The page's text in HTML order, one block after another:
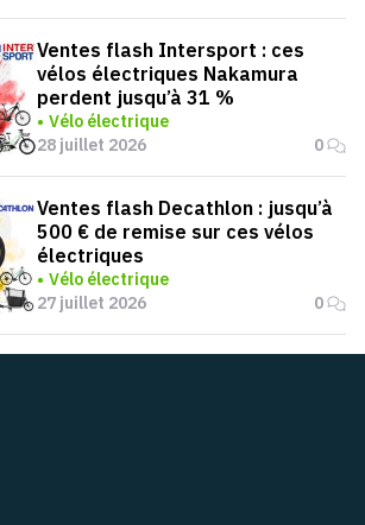
Ventes flash Intersport : ces
vélos électriques Nakamura
perdent jusqu’à 31 %
Vélo électrique
28 juillet 2026
0
Ventes flash Decathlon : jusqu’à
500 € de remise sur ces vélos
électriques
Vélo électrique
27 juillet 2026
0